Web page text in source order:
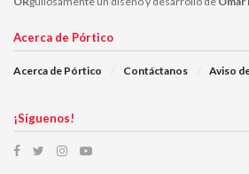
Acerca de Pórtico
Acerca de Pórtico Contáctanos Aviso
¡Síguenos!